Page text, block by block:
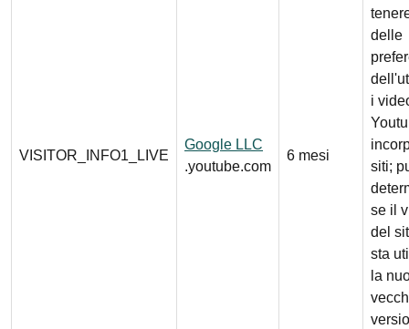
VISITOR_INFO1_LIVE
Google LLC
.youtube.com
6 mesi
delle
i
siti;
se il
del
sta
la